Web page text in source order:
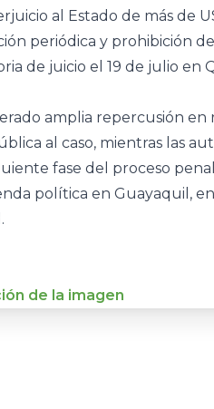
al Estado de más de
periódica y prohibición
de juicio el 19 de julio en
amplia repercusión en
al caso, mientras las
fase del proceso
política en Guayaquil,